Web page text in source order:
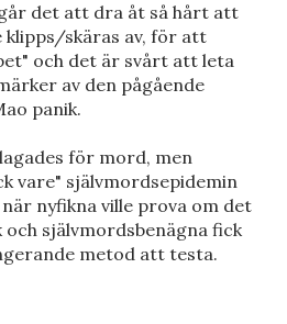
det att dra åt så hårt att
klipps/skäras av, för att
och det är svårt att leta
av den pågående
panik.
för mord, men
vare" självmordsepidemin
nyfikna ville prova om det
och självmordsbenägna fick
metod att testa.